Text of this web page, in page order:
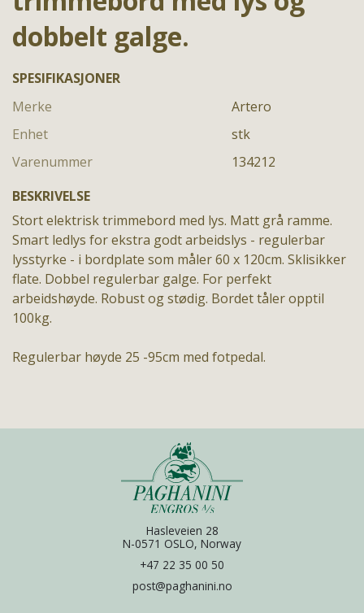
dobbelt galge.
SPESIFIKASJONER
Merke
Artero
Enhet
stk
Varenummer
134212
BESKRIVELSE
Stort elektrisk trimmebord med lys. Matt grå ramme.
Smart ledlys for ekstra godt arbeidslys - regulerbar
lysstyrke - i bordplate som måler 60 x 120cm. Sklisikker
flate. Dobbel regulerbar galge. For perfekt
arbeidshøyde. Robust og stødig. Bordet tåler opptil
100kg.
Regulerbar høyde 25 -95cm med fotpedal.
Hasleveien 28
N-0571 OSLO, Norway
+47 22 35 00 50
post@paghanini.no